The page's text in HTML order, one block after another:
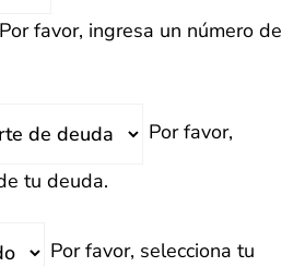
Por favor, ingresa un número de
Por favor,
tu deuda.
Por favor, selecciona tu